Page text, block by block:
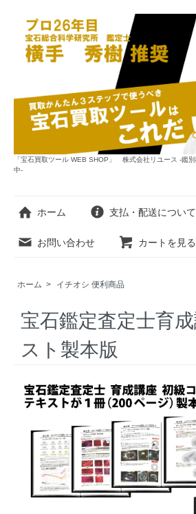
「宝石買取ツール WEB SHOP」 株式会社リユース -鑑
中-
ホーム 支払・配送について
お問い合わせ カートを見る
ホーム > イチオシ 便利商品
宝石鑑定査定士育
スト製本版